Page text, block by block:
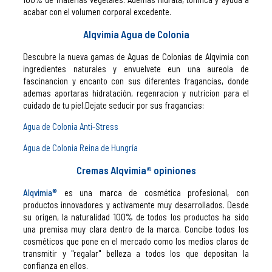
acabar con el volumen corporal excedente.
Alqvimia Agua de Colonia
Descubre la nueva gamas de Aguas de Colonias de Alqvimia con
ingredientes naturales y envuelvete eun una aureola de
fascinancion y encanto con sus diferentes fragancias, donde
ademas aportaras hidratación, regenracion y nutricion para el
cuidado de tu piel.Dejate seducir por sus fragancias:
Agua de Colonia Anti-Stress
Agua de Colonia Reina de Hungría
Cremas Alqvimia® opiniones
Alqvimia® es una marca de cosmética profesional, con
productos innovadores y activamente muy desarrollados. Desde
su origen, la naturalidad 100% de todos los productos ha sido
una premisa muy clara dentro de la marca. Concibe todos los
cosméticos que pone en el mercado como los medios claros de
transmitir y "regalar" belleza a todos los que depositan la
confianza en ellos.